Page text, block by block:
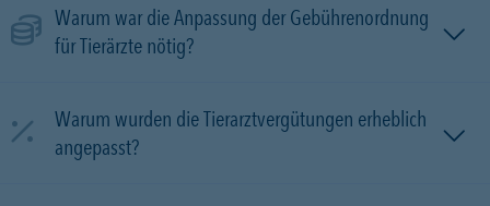
Warum war die Anpassung der Gebührenordnung
für Tierärzte nötig?
Warum wurden die Tierarztvergütungen erheblich
angepasst?